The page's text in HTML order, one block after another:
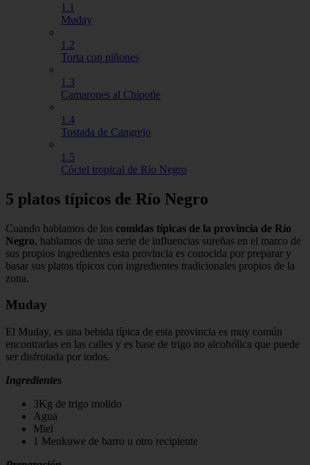
1.1
Muday
1.2
Torta con piñones
1.3
Camarones al Chipotle
1.4
Tostada de Cangrejo
1.5
Cóctel tropical de Río Negro
5 platos típicos de Río Negro
Cuando hablamos de los comidas típicas de la provincia de Río
Negro, hablamos de una serie de influencias sureñas en el marco de
sus propios ingredientes esta provincia es conocida por preparar y
basar sus platos típicos con ingredientes tradicionales propios de la
zona.
Muday
El Muday, es una bebida típica de esta provincia es muy común
encontrarlas en las calles y es base de trigo no alcohólica que puede
ser disfrutada por todos.
Ingredientes
3Kg de trigo molido
Agua
Miel
1 Menkuwe de barro u otro recipiente